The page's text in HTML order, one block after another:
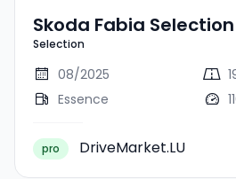
Skoda Fabia Selection
Selection
08/2025
Essence
pro DriveMarket.LU